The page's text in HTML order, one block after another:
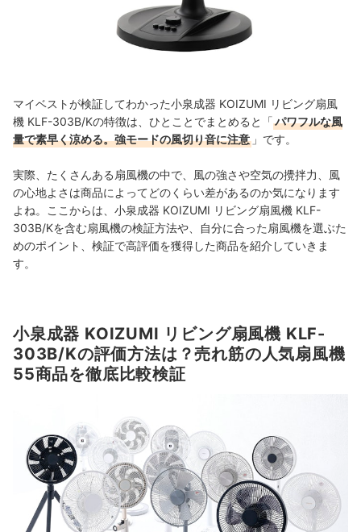
マイベストが検証してわかった小泉成器 KOIZUMI リビング扇風
機 KLF-303B/Kの特徴は、ひとことでまとめると「パワフルな風
量で素早く涼める。強モードの風切り音に注意 」です。
実際、たくさんある扇風機の中で、風の強さや空気の攪拌力、風
の心地よさは商品によってどのくらい差があるのか気になります
よね。ここからは、小泉成器 KOIZUMI リビング扇風機 KLF-
303B/Kを含む扇風機の検証方法や、自分に合った扇風機を選ぶた
めのポイント、検証で高評価を獲得した商品を紹介していきま
す。
小泉成器 KOIZUMI リビング扇風機 KLF-
303B/Kの評価方法は？売れ筋の人気扇風機
55商品を徹底比較検証